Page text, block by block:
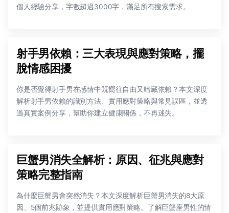
個人經驗分享，字數超過3000字，滿足所有搜索需求。
射手男依賴：三大表現與應對策略，擺
脫情感困擾
你是否覺得射手男在感情中既嚮往自由又暗藏依賴？本文深度
解析射手男依賴的識別方法、實用應對策略與常見誤區，並透
過真實案例分享，幫助你建立健康關係，不再迷失。
巨蟹男消失全解析：原因、征兆與應對
策略完整指南
為什麼巨蟹男會突然消失？本文深度解析巨蟹男消失的8大原
因、5個前兆跡象，並提供實用應對策略。了解巨蟹座男性的情